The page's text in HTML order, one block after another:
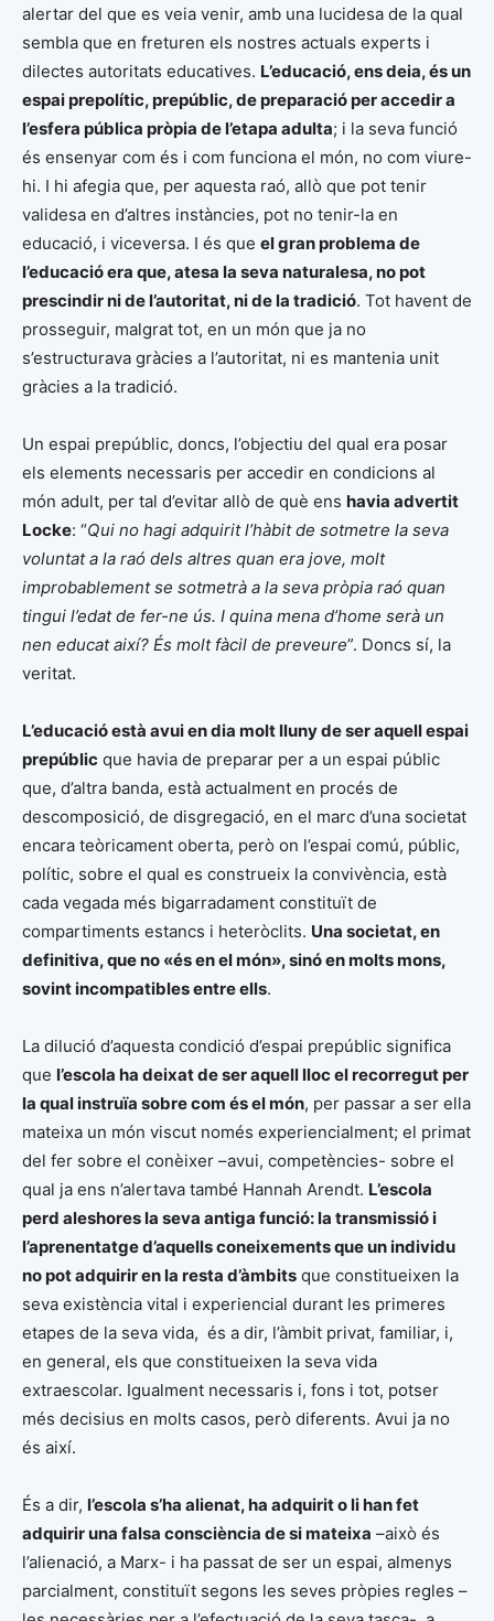
alertar del que es veia venir, amb una lucidesa de la qual
sembla que en freturen els nostres actuals experts i
dilectes autoritats educatives. L’educació, ens deia, és un
espai prepolític, prepúblic, de preparació per accedir a
l’esfera pública pròpia de l’etapa adulta; i la seva funció
és ensenyar com és i com funciona el món, no com viure-
hi. I hi afegia que, per aquesta raó, allò que pot tenir
validesa en d’altres instàncies, pot no tenir-la en
educació, i viceversa. I és que el gran problema de
l’educació era que, atesa la seva naturalesa, no pot
prescindir ni de l’autoritat, ni de la tradició. Tot havent de
prosseguir, malgrat tot, en un món que ja no
s’estructurava gràcies a l’autoritat, ni es mantenia unit
gràcies a la tradició.
Un espai prepúblic, doncs, l’objectiu del qual era posar
els elements necessaris per accedir en condicions al
món adult, per tal d’evitar allò de què ens havia advertit
Locke: “Qui no hagi adquirit l’hàbit de sotmetre la seva
voluntat a la raó dels altres quan era jove, molt
improbablement se sotmetrà a la seva pròpia raó quan
tingui l’edat de fer-ne ús. I quina mena d’home serà un
nen educat així? És molt fàcil de preveure”. Doncs sí, la
veritat.
L’educació està avui en dia molt lluny de ser aquell espai
prepúblic que havia de preparar per a un espai públic
que, d’altra banda, està actualment en procés de
descomposició, de disgregació, en el marc d’una societat
encara teòricament oberta, però on l’espai comú, públic,
polític, sobre el qual es construeix la convivència, està
cada vegada més bigarradament constituït de
compartiments estancs i heteròclits. Una societat, en
definitiva, que no «és en el món», sinó en molts mons,
sovint incompatibles entre ells.
La dilució d’aquesta condició d’espai prepúblic significa
que l’escola ha deixat de ser aquell lloc el recorregut per
la qual instruïa sobre com és el món, per passar a ser ella
mateixa un món viscut només experiencialment; el primat
del fer sobre el conèixer –avui, competències- sobre el
qual ja ens n’alertava també Hannah Arendt. L’escola
perd aleshores la seva antiga funció: la transmissió i
l’aprenentatge d’aquells coneixements que un individu
no pot adquirir en la resta d’àmbits que constitueixen la
seva existència vital i experiencial durant les primeres
etapes de la seva vida, és a dir, l’àmbit privat, familiar, i,
en general, els que constitueixen la seva vida
extraescolar. Igualment necessaris i, fons i tot, potser
més decisius en molts casos, però diferents. Avui ja no
és així.
És a dir, l’escola s’ha alienat, ha adquirit o li han fet
adquirir una falsa consciència de si mateixa –això és
l’alienació, a Marx- i ha passat de ser un espai, almenys
parcialment, constituït segons les seves pròpies regles –